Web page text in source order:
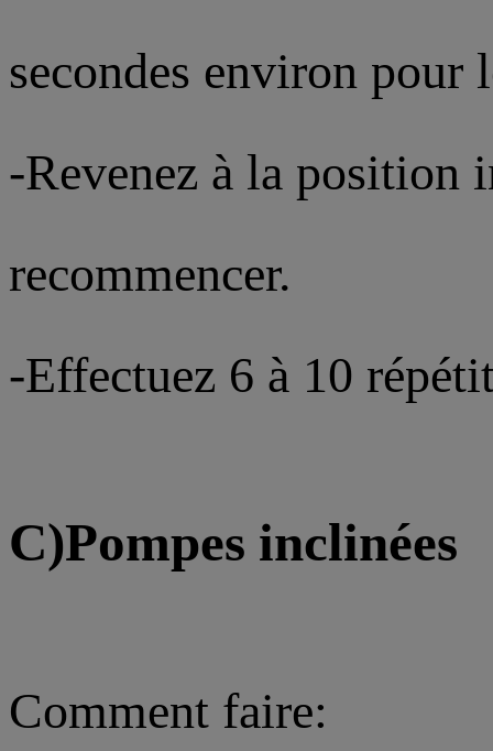
secondes environ pour
-Revenez à la position
recommencer.
-Effectuez 6 à 10
C)Pompes inclinées
Comment faire: